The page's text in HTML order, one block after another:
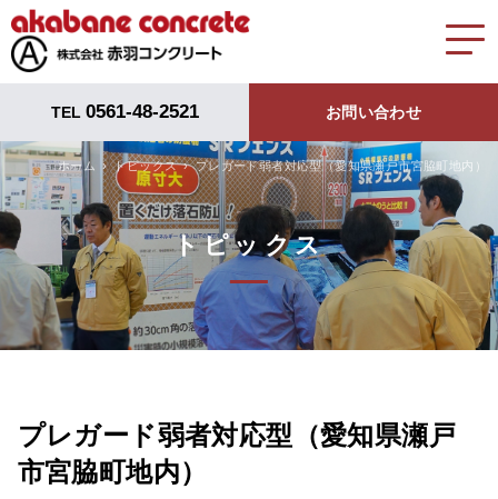
TEL 0561-48-2521 お問い合わせ
ホーム トピックス プレガード弱者対応型（愛知県瀬戸市宮脇町地内）
トピックス
プレガード弱者対応型（愛知県瀬戸
市宮脇町地内）